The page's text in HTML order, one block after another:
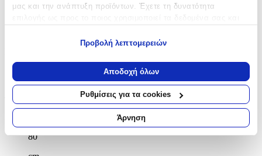
μας και την ανάπτυξη προϊόντων. Έχετε τη δυνατότητα
Να συλλέξουμε πληροφορίες σχετικά με τη γεωγραφική
σας τοποθεσία, οι οποίες μπορεί να είναι ακριβείς σε
απόσταση μερικών μέτρων
Να αναγνωρίσουμε τη συσκευή σας σαρώνοντας ενεργά
για συγκεκριμένα χαρακτηριστικά (δακτυλικό αποτύπωμα)
Μάθετε περισσότερα σχετικά με τον τρόπο επεξεργασίας των
προσωπικών σας δεδομένων και καθορίστε τις προτιμήσεις σας
Προβολή λεπτομερειών
Αποδοχή όλων
Ρυθμίσεις για τα cookies
Άρνηση
Μοκέτα:
80